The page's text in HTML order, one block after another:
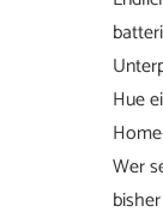
Hue
Wer